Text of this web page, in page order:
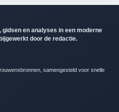
en analyses in een moderne
door de redactie.
samengesteld voor snelle